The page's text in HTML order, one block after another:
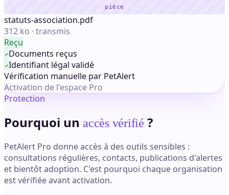
pièce
statuts-association.pdf
312 ko · transmis
Reçu
Documents reçus
Identifiant légal validé
Vérification manuelle par PetAlert
Activation de l'espace Pro
Protection
Pourquoi un accès vérifié ?
PetAlert Pro donne accès à des outils sensibles :
consultations régulières, contacts, publications d'alertes
et bientôt adoption. C'est pourquoi chaque organisation
est vérifiée avant activation.